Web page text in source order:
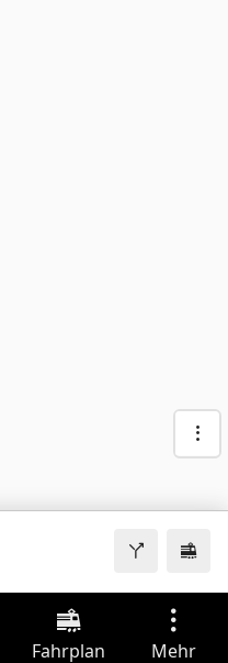
Fahrplan Mehr